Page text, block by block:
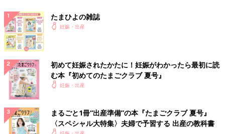
たまひよの雑誌
妊娠・出産
初めて妊娠されたかたに！妊娠がわかったら最初に読
む本『初めてのたまごクラブ 夏号』
妊娠・出産
まるごと1冊“出産準備”の本『たまごクラブ 夏号』
〈スペシャル大特集〉夫婦で予習する 出産の教科書